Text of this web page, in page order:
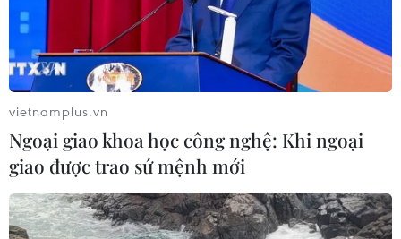
vietnamplus.vn
Ngoại giao khoa học công nghệ: Khi ngoại
giao được trao sứ mệnh mới